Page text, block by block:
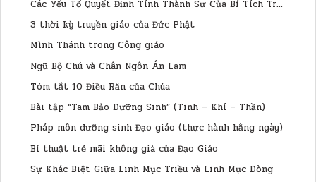
Các Yếu Tố Quyết Định Tính Thành Sự Của Bí Tích Tr...
3 thời kỳ truyền giáo của Đức Phật
Mình Thánh trong Công giáo
Ngũ Bộ Chú và Chân Ngôn Án Lam
Tóm tắt 10 Điều Răn của Chúa
Bài tập “Tam Bảo Dưỡng Sinh” (Tinh – Khí – Thần)
Pháp môn dưỡng sinh Đạo giáo (thực hành hằng ngày)
Bí thuật trẻ mãi không già của Đạo Giáo
Sự Khác Biệt Giữa Linh Mục Triều và Linh Mục Dòng